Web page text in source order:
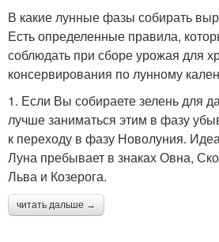
В какие лунные фазы собирать
Есть определенные правила,
соблюдать при сборе урожая для
консервирования по лунному
1. Если Вы собираете зелень для
лучше заниматься этим в фазу
к переходу в фазу Новолуния.
Луна пребывает в знаках Овна,
Льва и Козерога.
читать дальше →